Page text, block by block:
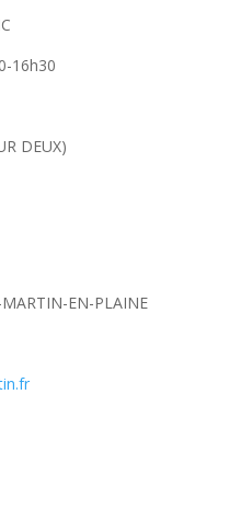
16h30
DEUX)
EN-PLAINE